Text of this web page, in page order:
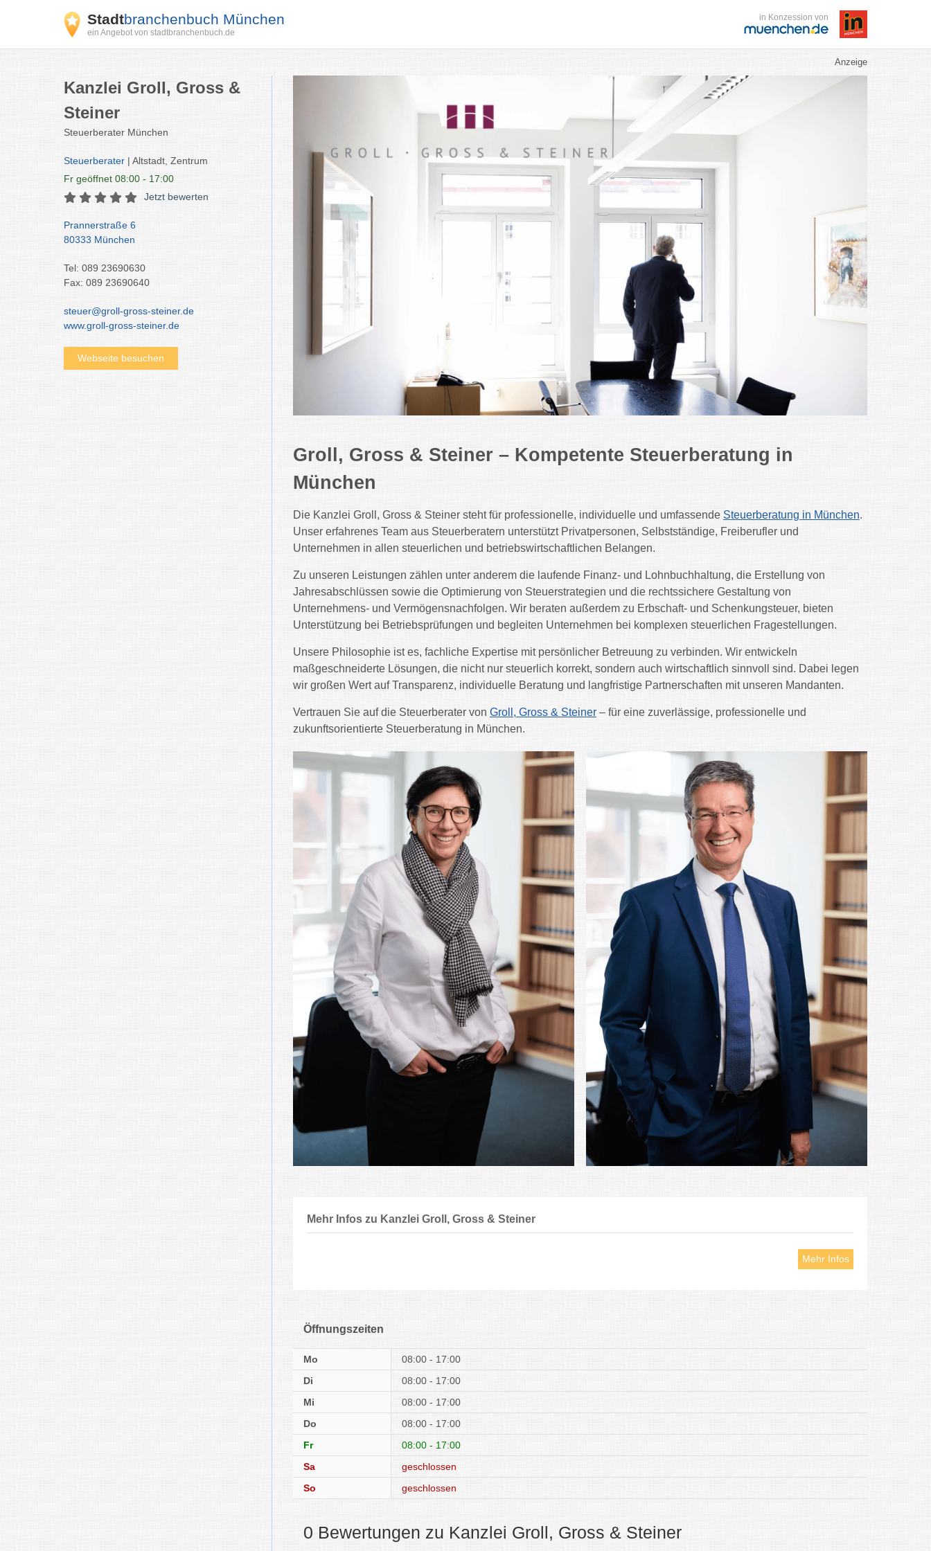
Stadtbranchenbuch München
ein Angebot von stadtbranchenbuch.de
in Konzession von
Anzeige
Kanzlei Groll, Gross &
Steiner
Steuerberater München
Steuerberater | Altstadt, Zentrum
Fr geöffnet 08:00 - 17:00
Jetzt bewerten
Prannerstraße 6
80333 München
Tel: 089 23690630
Fax: 089 23690640
steuer@groll-gross-steiner.de
www.groll-gross-steiner.de
Webseite besuchen
Groll, Gross & Steiner – Kompetente Steuerberatung in
München
Die Kanzlei Groll, Gross & Steiner steht für professionelle, individuelle und umfassende Steuerberatung in München.
Unser erfahrenes Team aus Steuerberatern unterstützt Privatpersonen, Selbstständige, Freiberufler und
Unternehmen in allen steuerlichen und betriebswirtschaftlichen Belangen.
Zu unseren Leistungen zählen unter anderem die laufende Finanz- und Lohnbuchhaltung, die Erstellung von
Jahresabschlüssen sowie die Optimierung von Steuerstrategien und die rechtssichere Gestaltung von
Unternehmens- und Vermögensnachfolgen. Wir beraten außerdem zu Erbschaft- und Schenkungsteuer, bieten
Unterstützung bei Betriebsprüfungen und begleiten Unternehmen bei komplexen steuerlichen Fragestellungen.
Unsere Philosophie ist es, fachliche Expertise mit persönlicher Betreuung zu verbinden. Wir entwickeln
maßgeschneiderte Lösungen, die nicht nur steuerlich korrekt, sondern auch wirtschaftlich sinnvoll sind. Dabei legen
wir großen Wert auf Transparenz, individuelle Beratung und langfristige Partnerschaften mit unseren Mandanten.
Vertrauen Sie auf die Steuerberater von Groll, Gross & Steiner – für eine zuverlässige, professionelle und
zukunftsorientierte Steuerberatung in München.
Mehr Infos zu Kanzlei Groll, Gross & Steiner
Mehr Infos
Öffnungszeiten
Mo
08:00 - 17:00
Di
08:00 - 17:00
Mi
08:00 - 17:00
Do
08:00 - 17:00
Fr
08:00 - 17:00
Sa
geschlossen
So
geschlossen
0 Bewertungen zu Kanzlei Groll, Gross & Steiner